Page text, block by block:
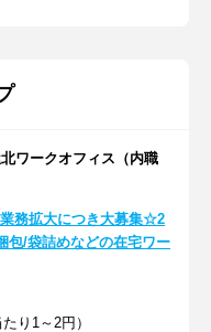
ワークオフィス（内職
業務拡大につき大募集☆2
包/袋詰めなどの在宅ワー
り1～2円）